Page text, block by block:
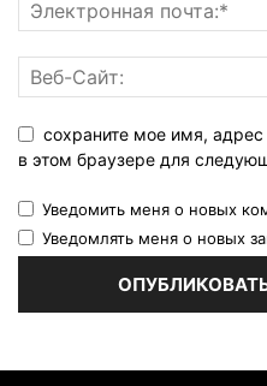
сохраните мое имя,
в этом браузере для
Уведомить меня о новых
Уведомлять меня о новых